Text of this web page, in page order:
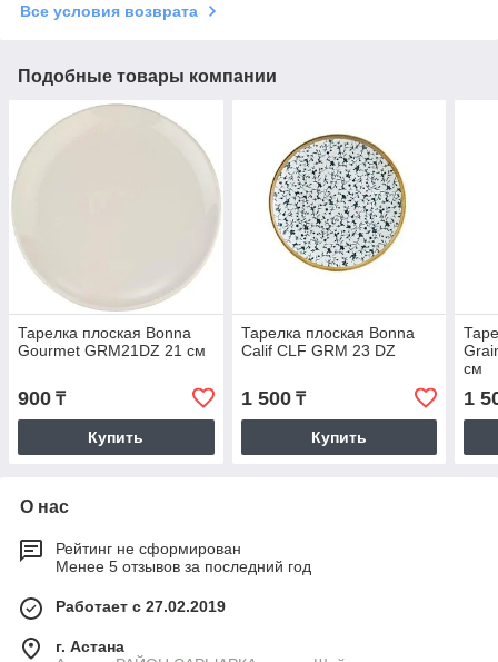
Все условия возврата
Подобные товары компании
Тарелка плоская Bonna
Gourmet GRM21DZ 21 см
900 ₸
Купить
Тарелка плоская Bonna
Calif CLF GRM 23 DZ
1 500₸
Купить
см
1
О нас
Рейтинг не сформирован
Менее 5 отзывов за последний год
Работает с 27.02.2019
г. Астана